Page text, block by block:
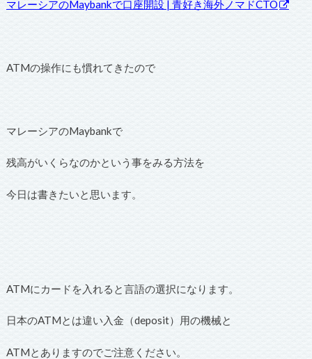
マレーシアのMaybankで口座開設 | 青好き海外ノマドCTO
ATMの操作にも慣れてきたので
マレーシアのMaybankで
残高がいくらなのかという事をみる方法を
今日は書きたいと思います。
ATMにカードを入れると言語の選択になります。
日本のATMとは違い入金（deposit）用の機械と
ATMとありますのでご注意ください。